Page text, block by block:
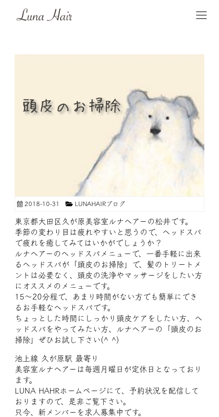
2018-10-31 LUNAHAIRブログ
東京都大田区久が原美容室ルナヘアーの松井です。
季節の変わり目は疲れやすいと思うので、ヘッドスパ
で疲れを癒してみてはいかがでしょうか？
ルナヘアーのヘッドスパメニューで、一番手軽に出来
るヘッドスパが「頭皮のお掃除」で、髪のトリートメ
ントは必要なく、頭皮の洗浄やマッサージをしたい方
にオススメのメニューです。
15～20分程で、あまり時間がない方でも簡単にでき
るお手軽なヘッドスパです。
ちょっとした時間にしっかり頭皮ケアをしたい方、ヘ
ッドスパをやってみたい方、ルナヘアーの「頭皮のお
掃除」ぜひお試し下さい(^ ^)
池上線 久が原駅 最寄り
美容室ルナヘアーは毎週月曜日が定休日となっており
ます。
LUNA HAHRホームページにて、予約状況を配信して
おりますので、是非ご覧下さい。
只今、新メンバーを求人募集中です。